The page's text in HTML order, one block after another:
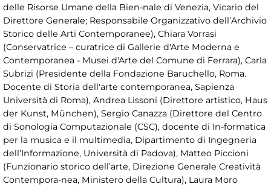
delle Risorse Umane della Bien-nale di Venezia, Vicario del
Direttore Generale; Responsabile Organizzativo dell’Archivio
Storico delle Arti Contemporanee), Chiara Vorrasi
(Conservatrice – curatrice di Gallerie d'Arte Moderna e
Contemporanea - Musei d'Arte del Comune di Ferrara), Carla
Subrizi (Presidente della Fondazione Baruchello, Roma.
Docente di Storia dell'arte contemporanea, Sapienza
Università di Roma), Andrea Lissoni (Direttore artistico, Haus
der Kunst, München), Sergio Canazza (Direttore del Centro
di Sonologia Computazionale (CSC), docente di In-formatica
per la musica e il multimedia, Dipartimento di Ingegneria
dell’Informazione, Università di Padova), Matteo Piccioni
(Funzionario storico dell’arte, Direzione Generale Creatività
Contempora-nea, Ministero della Cultura), Laura Moro